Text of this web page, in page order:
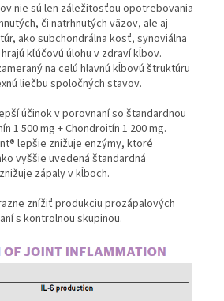
nie sú len záležitosťou opotrebovania
či natrhnutých väzov, ale aj
ako subchondrálna kosť, synoviálna
kľúčovú úlohu v zdraví kĺbov.
na celú hlavnú kĺbovú štruktúru
liečbu spoločných stavov.
účinok v porovnaní so štandardnou
1 500 mg + Chondroitín 1 200 mg.
lepšie znižuje enzýmy, ktoré
vyššie uvedená štandardná
zápaly v kĺboch.
znížiť produkciu prozápalových
s kontrolnou skupinou.